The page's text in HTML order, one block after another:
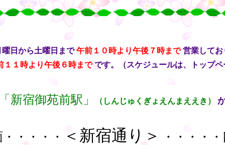
日から土曜日まで 午前１０時より午後７時まで 営業してお
１１時より午後６時まで です。（スケジュールは、トップ
新宿御苑前駅」 （しんじゅくぎょえんまええき）
・・・・ ＜新宿通り＞ ・・・・